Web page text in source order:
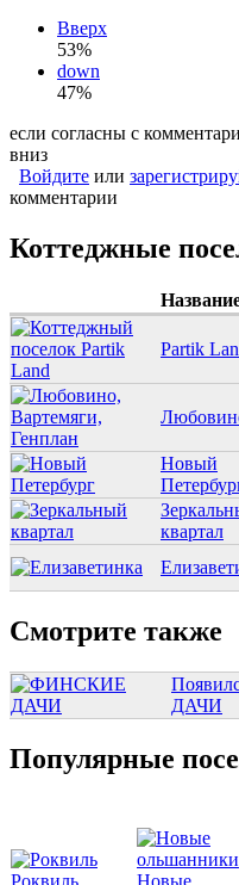
Вверх
53%
down
47%
если согласны с
вниз
Войдите или
комментарии
Коттеджные
Partik
Новый
квартал
Смотрите также
ДАЧИ
Популярные